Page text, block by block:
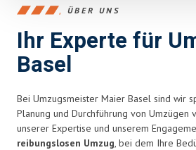
ÜBER UNS
Ihr Experte für
Basel
Bei Umzugsmeister Maier Basel sind wir
Planung und Durchführung von Umzügen
unserer Expertise und unserem
reibungslosen Umzug, bei dem Ihre